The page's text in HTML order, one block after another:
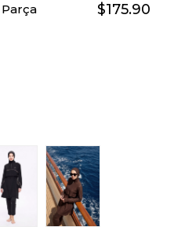
$175.90